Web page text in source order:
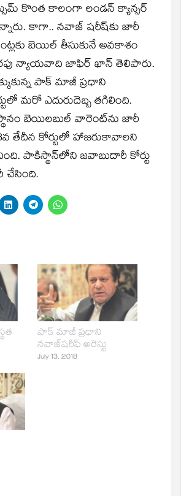
కొంత కాలంగా లండన్‌ క్యాన్సర్‌
కాగా.. నవాజ్‌ షరీష్‌కు జారీ
బెయిల్‌ తీసుకునే అవకాశం
న్యాయవాది జాఫిర్‌ ఖాన్‌ తెలిపారు.
పాక్‌ మాజీ ప్రధాని
మరో ఎదురుదెబ్బ తగిలింది.
బెయిలబుల్‌ వారెంట్‌ను జారీ
తేదీన కోర్టులో హాజరుకావాలని
పాకిస్థాన్‌లోని జవాబుదారీ కోర్టు
చేసింది.
Click
to
window)
Click
to
window)
Click
to
window)
పాక్‌ మాజీ ప్రధాని
నవాజ్‌షరీఫ్‌ అరెస్టు
July 13, 2018